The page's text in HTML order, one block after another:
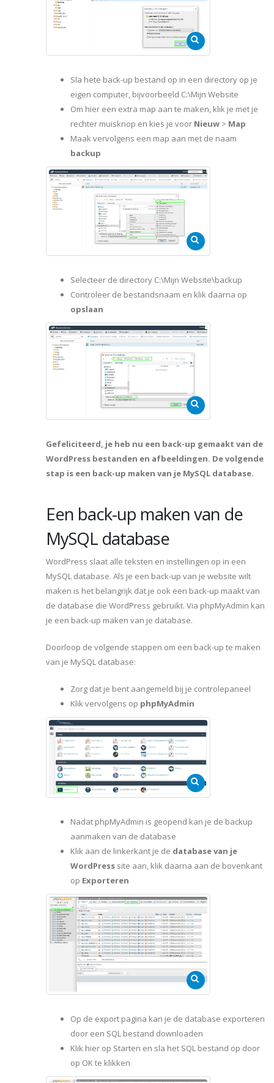
Sla hete back-up bestand op in een directory op je
eigen computer, bijvoorbeeld C:\Mijn Website
Om hier een extra map aan te maken, klik je met je
rechter muisknop en kies je voor Nieuw > Map
Maak vervolgens een map aan met de naam
backup
Selecteer de directory C:\Mijn Website\backup
Controleer de bestandsnaam en klik daarna op
opslaan
Gefeliciteerd, je heb nu een back-up gemaakt van de
WordPress bestanden en afbeeldingen. De volgende
stap is een back-up maken van je MySQL database.
Een back-up maken van de
MySQL database
WordPress slaat alle teksten en instellingen op in een
MySQL database. Als je een back-up van je website wilt
maken is het belangrijk dat je ook een back-up maakt van
de database die WordPress gebruikt. Via phpMyAdmin kan
je een back-up maken van je database.
Doorloop de volgende stappen om een back-up te maken
van je MySQL database:
Zorg dat je bent aangemeld bij je controlepaneel
Klik vervolgens op phpMyAdmin
Nadat phpMyAdmin is geopend kan je de backup
aanmaken van de database
Klik aan de linkerkant je de database van je
WordPress site aan, klik daarna aan de bovenkant
op Exporteren
Op de export pagina kan je de database exporteren
door een SQL bestand downloaden
Klik hier op Starten en sla het SQL bestand op door
op OK te klikken